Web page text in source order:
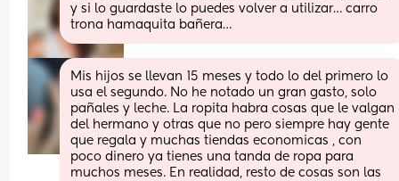
y si lo guardaste lo puedes volver a utilizar… carro
trona hamaquita bañera…
Mis hijos se llevan 15 meses y todo lo del primero lo
usa el segundo. No he notado un gran gasto, solo
pañales y leche. La ropita habra cosas que le valgan
del hermano y otras que no pero siempre hay gente
que regala y muchas tiendas economicas , con
poco dinero ya tienes una tanda de ropa para
muchos meses. En realidad, resto de cosas son las